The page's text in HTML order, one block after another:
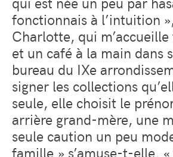
fonctionnais à l’intuition
Charlotte, qui
et un café à la main dans
bureau du IXe
signer les collections
seule, elle choisit le
arrière grand-mère, une
seule caution un peu
famille » s’amuse-t-elle.